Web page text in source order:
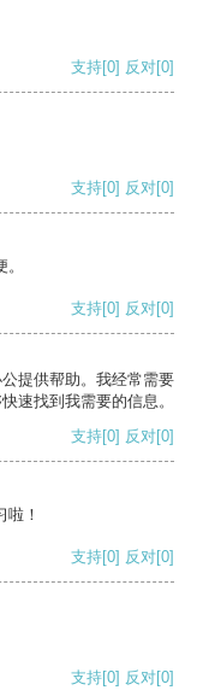
支持[0] 反对[0]
支持[0] 反对[0]
支持[0] 反对[0]
提供帮助。我经常需要
速找到我需要的信息。
支持[0] 反对[0]
！
支持[0] 反对[0]
支持[0] 反对[0]